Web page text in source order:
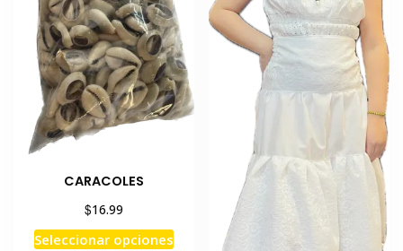
CARACOLES
$16.99
Seleccionar opcionesEste